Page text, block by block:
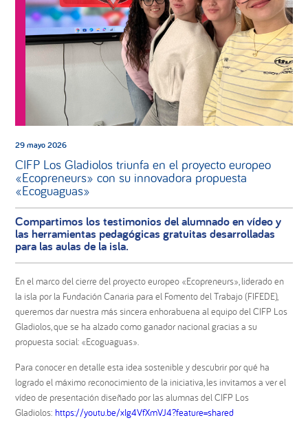
29 mayo 2026
CIFP Los Gladiolos triunfa en el proyecto europeo
«Ecopreneurs» con su innovadora propuesta
«Ecoguaguas»
Compartimos los testimonios del alumnado en vídeo y
las herramientas pedagógicas gratuitas desarrolladas
para las aulas de la isla.
En el marco del cierre del proyecto europeo «Ecopreneurs», liderado en
la isla por la Fundación Canaria para el Fomento del Trabajo (FIFEDE),
queremos dar nuestra más sincera enhorabuena al equipo del CIFP Los
Gladiolos, que se ha alzado como ganador nacional gracias a su
propuesta social: «Ecoguaguas».
Para conocer en detalle esta idea sostenible y descubrir por qué ha
logrado el máximo reconocimiento de la iniciativa, les invitamos a ver el
vídeo de presentación diseñado por las alumnas del CIFP Los
Gladiolos:https://youtu.be/xIg4VfXmVJ4?feature=shared